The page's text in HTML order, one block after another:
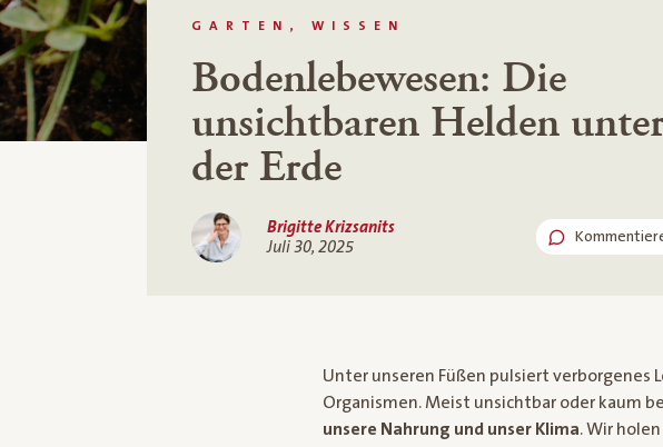
GARTEN, WISSEN
Bodenlebewesen: Die
unsichtbaren Helden
der Erde
Brigitte Krizsanits
Juli 30, 2025
Unter unseren Füßen pulsiert verborgenes
Organismen. Meist unsichtbar oder kaum
unsere Nahrung und unser Klima. Wir